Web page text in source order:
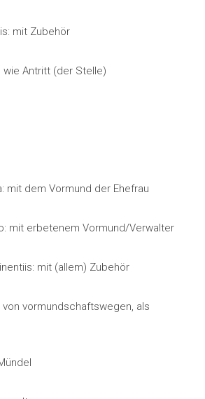
mit Zubehör
wie Antritt (der Stelle)
mit dem Vormund der Ehefrau
mit erbetenem Vormund/Verwalter
mit (allem) Zubehör
vormundschaftswegen, als